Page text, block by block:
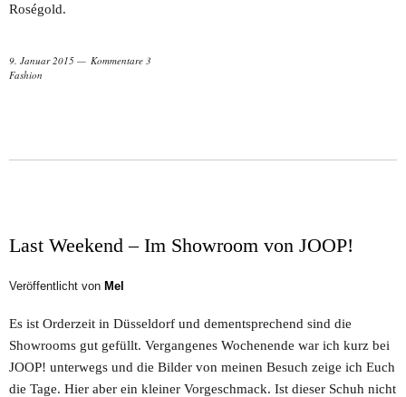
Roségold.
9. Januar 2015
Kommentare 3
Fashion
Last Weekend – Im Showroom von JOOP!
Veröffentlicht von Mel
Es ist Orderzeit in Düsseldorf und dementsprechend sind die
Showrooms gut gefüllt. Vergangenes Wochenende war ich kurz bei
JOOP! unterwegs und die Bilder von meinen Besuch zeige ich Euch
die Tage. Hier aber ein kleiner Vorgeschmack. Ist dieser Schuh nicht